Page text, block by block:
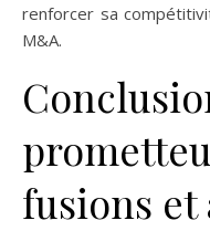
renforcer sa
M&A.
fusions